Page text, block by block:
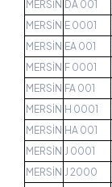
MERSİN DA 001
MERSİN E 0001
MERSİN EA 001
MERSİN F 0001
MERSİN FA 001
MERSİN H 0001
MERSİN HA 001
MERSİN J 0001
MERSİN J 2000